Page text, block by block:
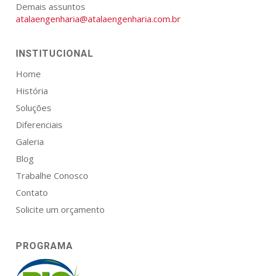
Demais assuntos
atalaengenharia@atalaengenharia.com.br
INSTITUCIONAL
Home
História
Soluções
Diferenciais
Galeria
Blog
Trabalhe Conosco
Contato
Solicite um orçamento
PROGRAMA